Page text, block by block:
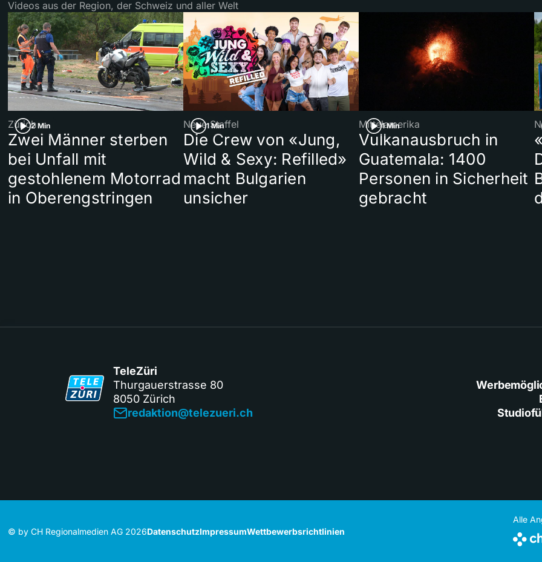
Videos aus der Region, der Schweiz und aller Welt
2 Min
Zürich
Zwei Männer sterben
bei Unfall mit
gestohlenem Motorrad
in Oberengstringen
1 Min
Neue Staffel
Die Crew von «Jung,
Wild & Sexy: Refilled»
macht Bulgarien
unsicher
1 Min
Mittelamerika
Vulkanausbruch in
Guatemala: 1400
Personen in Sicherheit
gebracht
TeleZüri
Thurgauerstrasse 80
8050 Zürich
redaktion@telezueri.ch
© by CH Regionalmedien AG 2026DatenschutzImpressumWettbewerbsrichtlinien
Alle